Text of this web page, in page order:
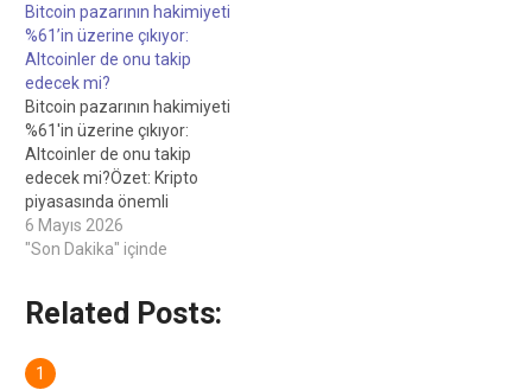
Bitcoin pazarının hakimiyeti
%61’in üzerine çıkıyor:
Altcoinler de onu takip
edecek mi?
Bitcoin pazarının hakimiyeti
%61'in üzerine çıkıyor:
Altcoinler de onu takip
edecek mi?Özet: Kripto
piyasasında önemli
gelişmeler
yaşanıyor.Cointelegraph;
endüstrilerinde bağımsız,
sağlamaya kararlıdır.Tüm
6 Mayıs 2026
"Son Dakika" içinde
Related Posts: